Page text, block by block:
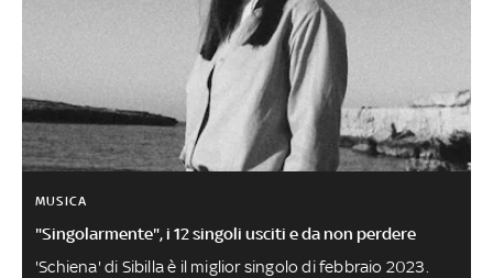
MUSICA
"Singolarmente", i 12 singoli usciti e da non perdere
'Schiena' di Sibilla è il miglior singolo di febbraio 2023.